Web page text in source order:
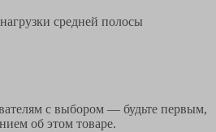
средней полосы
с выбором — будьте первым,
об этом товаре.